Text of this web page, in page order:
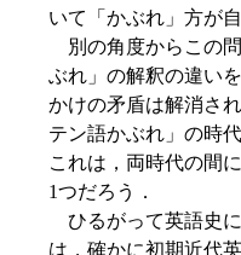
いて「かぶれ」方が
別の角度からこの
ぶれ」の解釈の違い
かけの矛盾は解消さ
テン語かぶれ」の時
これは，両時代の間
1つだろう．
ひるがって英語史
は，確かに初期近代